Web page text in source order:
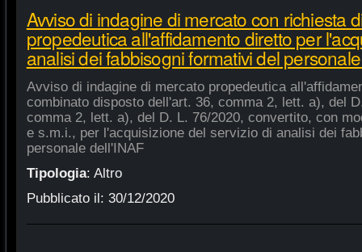
Avviso di indagine di mercato con richiesta
propedeutica all'affidamento diretto per
analisi dei fabbisogni formativi del
Avviso di indagine di mercato propedeutica
combinato disposto dell'art. 36, comma 2, lett. a), del
comma 2, lett. a), del D. L. 76/2020, convertito, con
e s.m.i., per l'acquisizione del servizio di analisi dei
personale dell'INAF
Tipologia: Altro
Pubblicato il: 30/12/2020